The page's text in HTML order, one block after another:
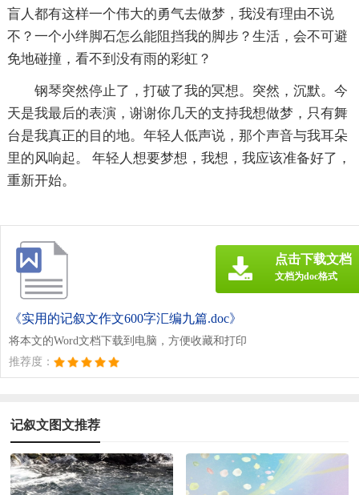
盲人都有这样一个伟大的勇气去做梦，我没有理由不说
不？一个小绊脚石怎么能阻挡我的脚步？生活，会不可避
免地碰撞，看不到没有雨的彩虹？
钢琴突然停止了，打破了我的冥想。突然，沉默。今
天是我最后的表演，谢谢你几天的支持我想做梦，只有舞
台是我真正的目的地。年轻人低声说，那个声音与我耳朵
里的风响起。 年轻人想要梦想，我想，我应该准备好了，
重新开始。
《实用的记叙文作文600字汇编九篇.doc》
将本文的Word文档下载到电脑，方便收藏和打印
推荐度：
点击下载文档
文档为doc格式
记叙文图文推荐